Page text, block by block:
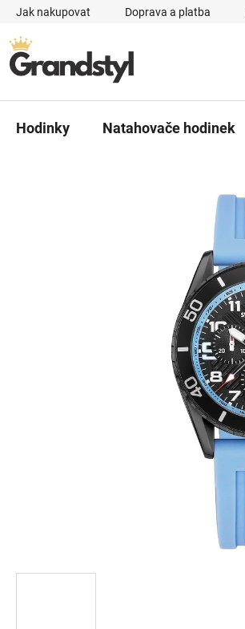
Přejít na obsah
Jak nakupovat Doprava a platba
Hodinky Natahovače hodinek